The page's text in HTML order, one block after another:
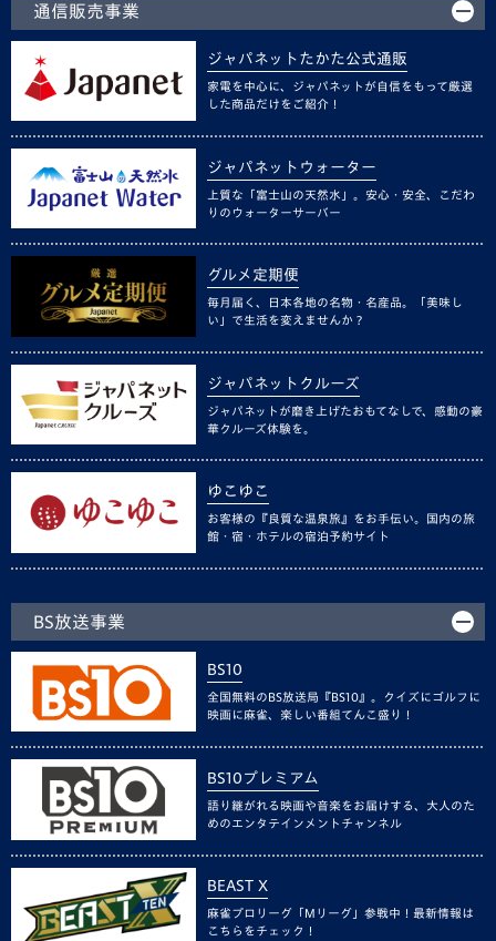
通信販売事業
ジャパネットたかた公式通販
家電を中心に、ジャパネットが自信をもって厳選
した商品だけをご紹介！
ジャパネットウォーター
上質な「富士山の天然水」。安心・安全、こだわ
りのウォーターサーバー
グルメ定期便
毎月届く、日本各地の名物・名産品。「美味し
い」で生活を変えませんか？
ジャパネットクルーズ
ジャパネットが磨き上げたおもてなしで、感動の豪
華クルーズ体験を。
ゆこゆこ
お客様の『良質な温泉旅』をお手伝い。国内の旅
館・宿・ホテルの宿泊予約サイト
BS放送事業
BS10
全国無料のBS放送局『BS10』。クイズにゴルフに
映画に麻雀、楽しい番組てんこ盛り！
BS10プレミアム
語り継がれる映画や音楽をお届けする、大人のた
めのエンタテインメントチャンネル
BEAST X
麻雀プロリーグ「Mリーグ」参戦中！最新情報は
こちらをチェック！